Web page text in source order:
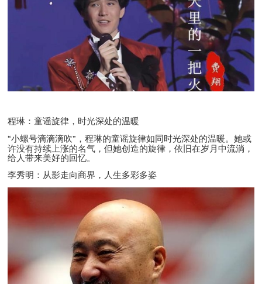
程琳：童谣旋律，时光深处的温暖
“小螺号滴滴滴吹” ，程琳的童谣旋律如同时光深处的温暖。她或
许没有持续上涨的名气，但她创造的旋律，依旧在岁月中流淌，
给人带来美好的回忆。
李秀明：从影走向商界，人生多彩多姿